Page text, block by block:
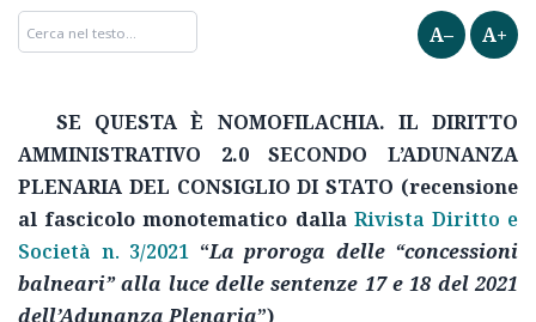
A– A+
SE QUESTA È NOMOFILACHIA. IL DIRITTO
AMMINISTRATIVO 2.0 SECONDO L’ADUNANZA
PLENARIA DEL CONSIGLIO DI STATO (recensione
al fascicolo monotematico dalla Rivista Diritto e
Società n. 3/2021 “La proroga delle “concessioni
balneari” alla luce delle sentenze 17 e 18 del 2021
dell’Adunanza Plenaria”)